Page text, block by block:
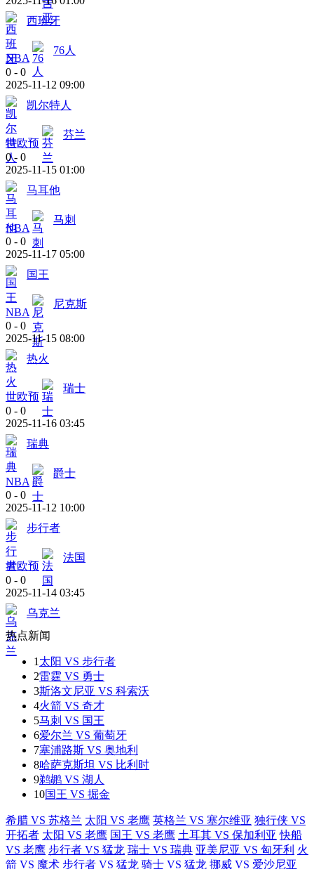
西班牙
NBA
76人
0 - 0
2025-11-12 09:00
凯尔特人
世欧预
芬兰
0 - 0
2025-11-15 01:00
马耳他
NBA
马刺
0 - 0
2025-11-17 05:00
国王
NBA
尼克斯
0 - 0
2025-11-15 08:00
热火
世欧预
瑞士
0 - 0
2025-11-16 03:45
瑞典
NBA
爵士
0 - 0
2025-11-12 10:00
步行者
世欧预
法国
0 - 0
2025-11-14 03:45
乌克兰
热点新闻
1 太阳 VS 步行者
2雷霆 VS 勇士
3斯洛文尼亚 VS 科索沃
4火箭 VS 奇才
5马刺 VS 国王
6爱尔兰 VS 葡萄牙
7塞浦路斯 VS 奥地利
8哈萨克斯坦 VS 比利时
9鹈鹕 VS 湖人
10国王 VS 掘金
希腊 VS 苏格兰 太阳 VS 老鹰 英格兰 VS 塞尔维亚 独行侠 VS
开拓者 太阳 VS 老鹰 国王 VS 老鹰 土耳其 VS 保加利亚 快船
VS 老鹰 步行者 VS 猛龙 瑞士 VS 瑞典 亚美尼亚 VS 匈牙利 火
箭 VS 魔术 步行者 VS 猛龙 骑士 VS 猛龙 挪威 VS 爱沙尼亚